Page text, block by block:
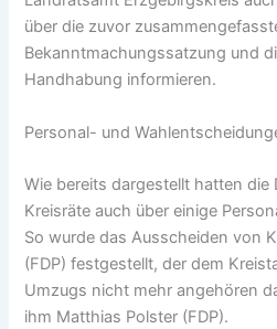
über die zuvor
Bekanntmachungssatzung und
Handhabung informieren.
Personal- und
Wie bereits dargestellt hatten die
Kreisräte auch über einige
So wurde das Ausscheiden von
(FDP) festgestellt, der dem
Umzugs nicht mehr angehören
ihm Matthias Polster (FDP).